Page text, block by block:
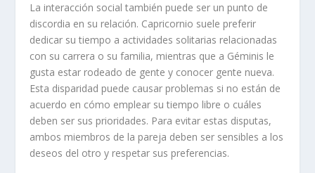
La interacción social también puede ser un punto de
discordia en su relación. Capricornio suele preferir
dedicar su tiempo a actividades solitarias relacionadas
con su carrera o su familia, mientras que a Géminis le
gusta estar rodeado de gente y conocer gente nueva.
Esta disparidad puede causar problemas si no están de
acuerdo en cómo emplear su tiempo libre o cuáles
deben ser sus prioridades. Para evitar estas disputas,
ambos miembros de la pareja deben ser sensibles a los
deseos del otro y respetar sus preferencias.